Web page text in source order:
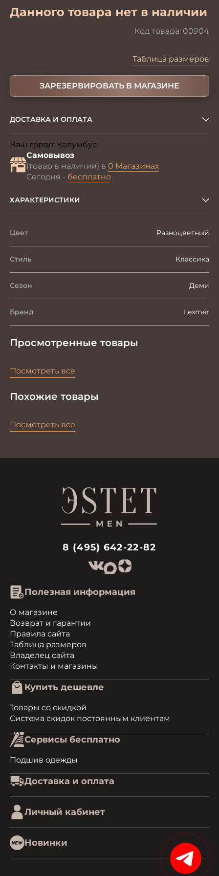
Данного товара нет в наличии
Код товара: 00904
Таблица размеров
ЗАРЕЗЕРВИРОВАТЬ В МАГАЗИНЕ
ДОСТАВКА И ОПЛАТА
Ваш город: Колумбус
Самовывоз
(товар в наличии) в 0 Магазинах
Сегодня - бесплатно
ХАРАКТЕРИСТИКИ
Цвет Разноцветный
Стиль Классика
Сезон Деми
Бренд Lexmer
Просмотренные товары
Посмотреть все
Похожие товары
Посмотреть все
8 (495) 642-22-82
Полезная информация
О магазине
Возврат и гарантии
Правила сайта
Таблица размеров
Владелец сайта
Контакты и магазины
Купить дешевле
Товары со скидкой
Система скидок постоянным клиентам
Сервисы бесплатно
Подшив одежды
Доставка и оплата
Личный кабинет
Новинки
15%